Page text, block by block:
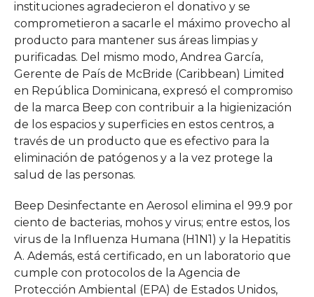
instituciones agradecieron el donativo y se
comprometieron a sacarle el máximo provecho al
producto para mantener sus áreas limpias y
purificadas. Del mismo modo, Andrea García,
Gerente de País de McBride (Caribbean) Limited
en República Dominicana, expresó el compromiso
de la marca Beep con contribuir a la higienización
de los espacios y superficies en estos centros, a
través de un producto que es efectivo para la
eliminación de patógenos y a la vez protege la
salud de las personas.
Beep Desinfectante en Aerosol elimina el 99.9 por
ciento de bacterias, mohos y virus; entre estos, los
virus de la Influenza Humana (H1N1) y la Hepatitis
A. Además, está certificado, en un laboratorio que
cumple con protocolos de la Agencia de
Protección Ambiental (EPA) de Estados Unidos,